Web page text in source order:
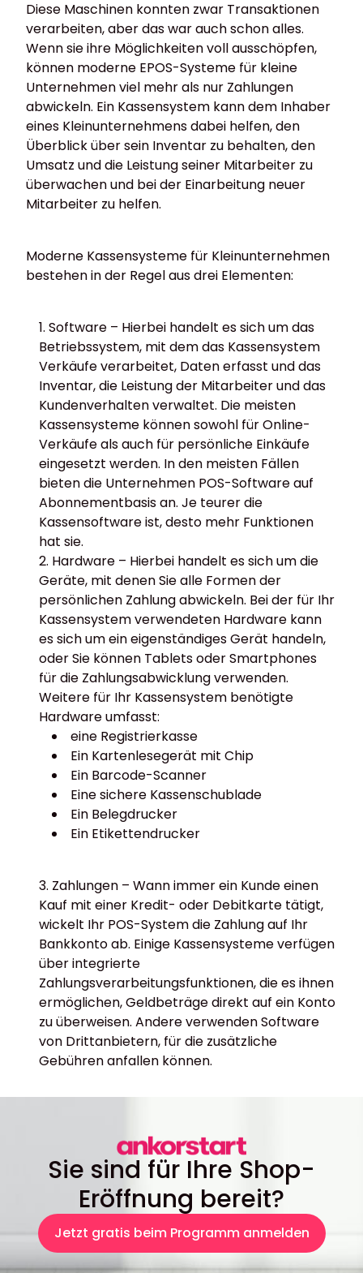
Diese Maschinen konnten zwar Transaktionen
verarbeiten, aber das war auch schon alles.
Wenn sie ihre Möglichkeiten voll ausschöpfen,
können moderne EPOS-Systeme für kleine
Unternehmen viel mehr als nur Zahlungen
abwickeln. Ein Kassensystem kann dem Inhaber
eines Kleinunternehmens dabei helfen, den
Überblick über sein Inventar zu behalten, den
Umsatz und die Leistung seiner Mitarbeiter zu
überwachen und bei der Einarbeitung neuer
Mitarbeiter zu helfen.
Moderne Kassensysteme für Kleinunternehmen
bestehen in der Regel aus drei Elementen:
Software – Hierbei handelt es sich um das
Betriebssystem, mit dem das Kassensystem
Verkäufe verarbeitet, Daten erfasst und das
Inventar, die Leistung der Mitarbeiter und das
Kundenverhalten verwaltet. Die meisten
Kassensysteme können sowohl für Online-
Verkäufe als auch für persönliche Einkäufe
eingesetzt werden. In den meisten Fällen
bieten die Unternehmen POS-Software auf
Abonnementbasis an. Je teurer die
Kassensoftware ist, desto mehr Funktionen
hat sie.
Hardware – Hierbei handelt es sich um die
Geräte, mit denen Sie alle Formen der
persönlichen Zahlung abwickeln. Bei der für Ihr
Kassensystem verwendeten Hardware kann
es sich um ein eigenständiges Gerät handeln,
oder Sie können Tablets oder Smartphones
für die Zahlungsabwicklung verwenden.
Weitere für Ihr Kassensystem benötigte
Hardware umfasst:
eine Registrierkasse
Ein Kartenlesegerät mit Chip
Ein Barcode-Scanner
Eine sichere Kassenschublade
Ein Belegdrucker
Ein Etikettendrucker
Zahlungen – Wann immer ein Kunde einen
Kauf mit einer Kredit- oder Debitkarte tätigt,
wickelt Ihr POS-System die Zahlung auf Ihr
Bankkonto ab. Einige Kassensysteme verfügen
über integrierte
Zahlungsverarbeitungsfunktionen, die es ihnen
ermöglichen, Geldbeträge direkt auf ein Konto
zu überweisen. Andere verwenden Software
von Drittanbietern, für die zusätzliche
Gebühren anfallen können.
Sie sind für Ihre Shop-
Eröffnung bereit?
Jetzt gratis beim Programm anmelden